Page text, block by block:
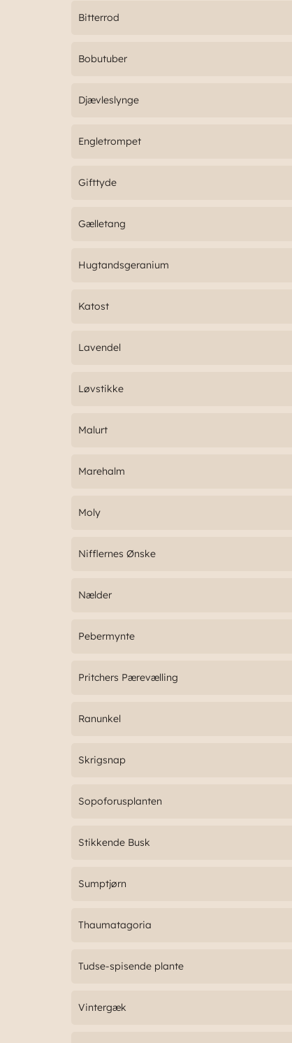
Bitterrod
Bobutuber
Djævleslynge
Engletrompet
Gifttyde
Gælletang
Hugtandsgeranium
Katost
Lavendel
Løvstikke
Malurt
Marehalm
Moly
Nifflernes Ønske
Nælder
Pebermynte
Pritchers Pærevælling
Ranunkel
Skrigsnap
Sopoforusplanten
Stikkende Busk
Sumptjørn
Thaumatagoria
Tudse-spisende plante
Vintergæk